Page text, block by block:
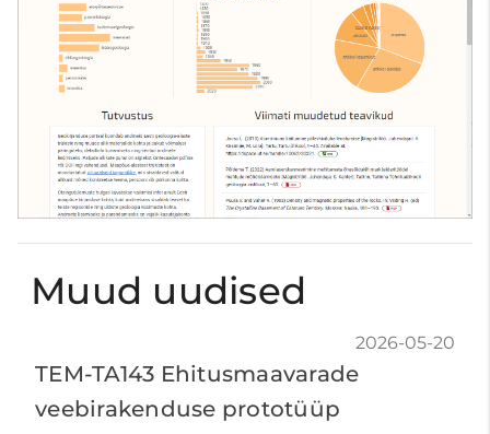
Muud uudised
2026-05-20
TEM-TA143 Ehitusmaavarade
veebirakenduse prototüüp